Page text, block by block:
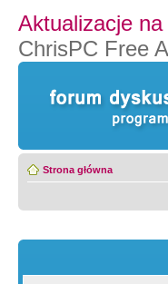
Aktualizacje
ChrisPC Free
Strona główna